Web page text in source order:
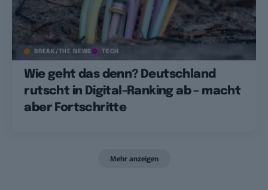
BREAK/THE NEWS TECH
Wie geht das denn? Deutschland
rutscht in Digital-Ranking ab – macht
aber Fortschritte
Mehr anzeigen